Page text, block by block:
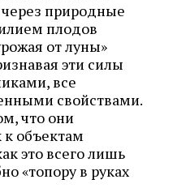
природные
плодов
от луны»
эти силы
все
свойствами.
что они
к объектам
это всего лишь
«топору в руках